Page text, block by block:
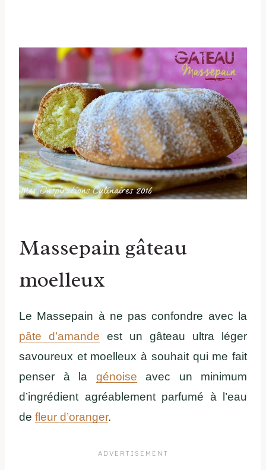
Massepain gâteau
moelleux
Le Massepain à ne pas confondre avec la
pâte d’amande est un gâteau ultra léger
savoureux et moelleux à souhait qui me fait
penser à la génoise avec un minimum
d’ingrédient agréablement parfumé à l’eau
de fleur d’oranger.